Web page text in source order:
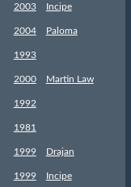
2003 Incipe
2004 Paloma
1993
2000 Martin Law
1992
1981
1999 Drajan
1999 Incipe